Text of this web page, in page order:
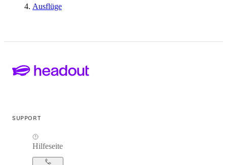
Ausflüge
SUPPORT
Hilfeseite